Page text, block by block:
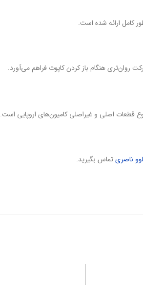
کامل ارائه شده است.
قطعات اصلی و غیراصلی کامیون‌های اروپایی است.
ناصریتماس بگیرید.